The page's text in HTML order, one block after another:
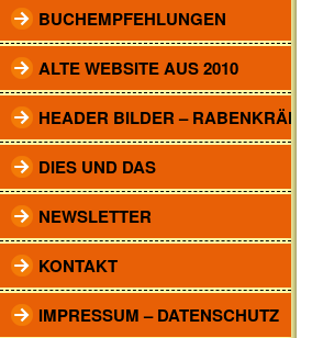
BUCHEMPFEHLUNGEN
ALTE WEBSITE AUS 2010
HEADER BILDER – RABENKRÄHEN
DIES UND DAS
NEWSLETTER
KONTAKT
IMPRESSUM – DATENSCHUTZ